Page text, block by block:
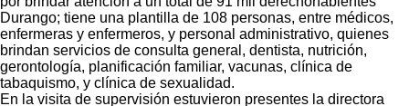
Durango; tiene una plantilla de 108 personas, entre médicos,
enfermeras y enfermeros, y personal administrativo, quienes
brindan servicios de consulta general, dentista, nutrición,
gerontología, planificación familiar, vacunas, clínica de
tabaquismo, y clínica de sexualidad.
En la visita de supervisión estuvieron presentes la directora